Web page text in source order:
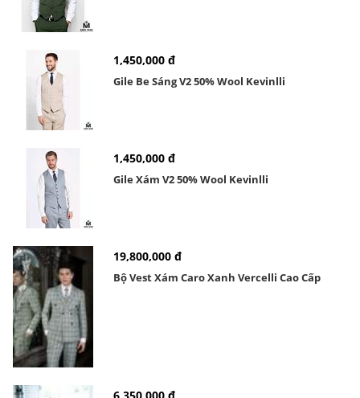
1,450,000 đ
Gile Be Sáng V2 50% Wool Kevinlli
1,450,000 đ
Gile Xám V2 50% Wool Kevinlli
19,800,000 đ
Bộ Vest Xám Caro Xanh Vercelli Cao Cấp